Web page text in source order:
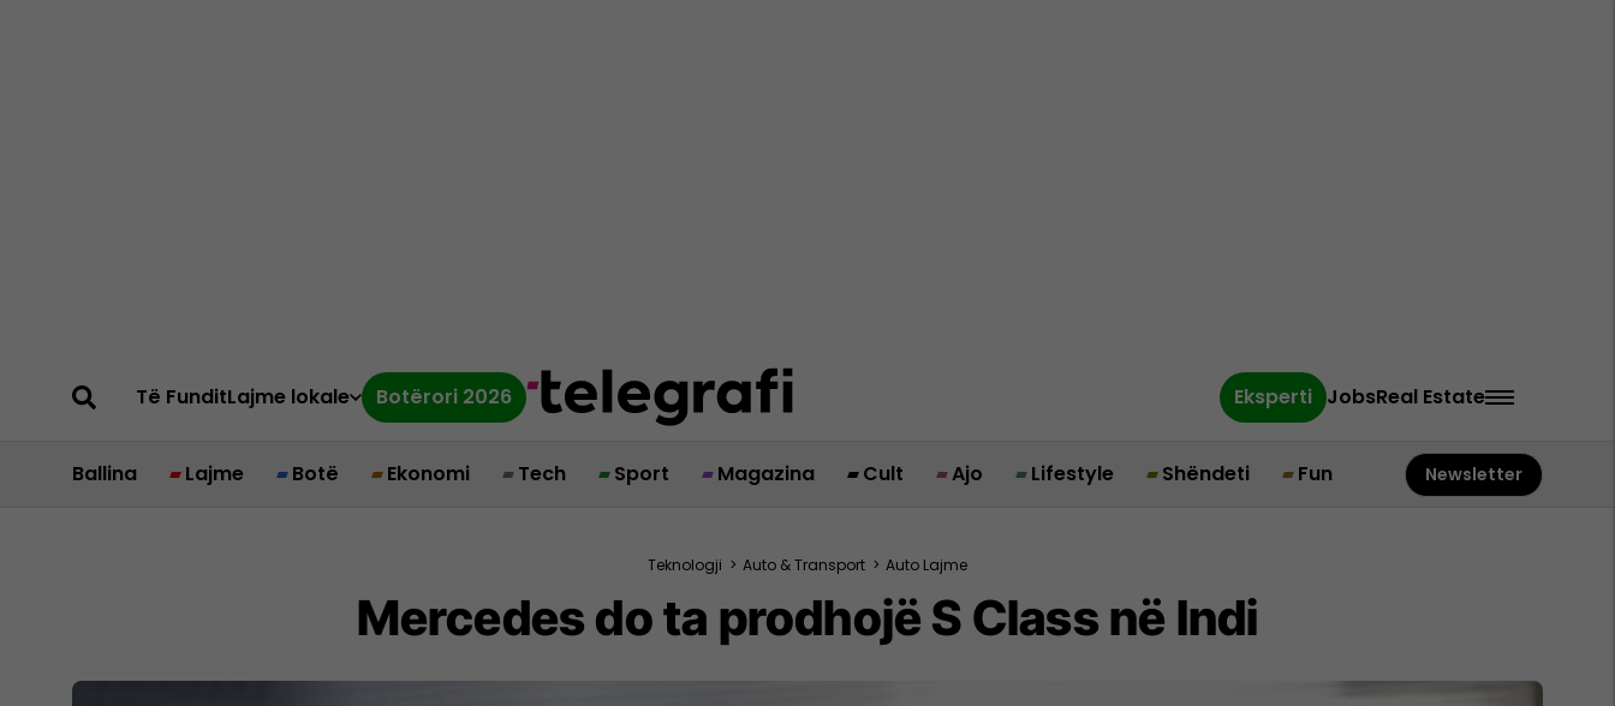
Të FunditLajme lokale Botërori 2026 Eksperti JobsReal Estate
Ballina Lajme Botë Ekonomi Tech Sport Magazina Cult Ajo Lifestyle Shëndeti Fun Newsletter
Teknologji > Auto & Transport > Auto Lajme
Mercedes do ta prodhojë S Class në Indi